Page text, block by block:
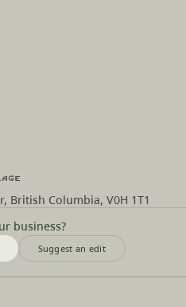
business?
Suggest an edit
British Columbia, V0H 1T1